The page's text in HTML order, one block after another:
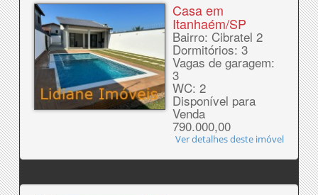
Casa em
Itanhaém/SP
Bairro: Cibratel 2
Dormitórios: 3
Vagas de garagem:
3
WC: 2
Disponível para
Venda
790.000,00
Ver detalhes deste imóvel